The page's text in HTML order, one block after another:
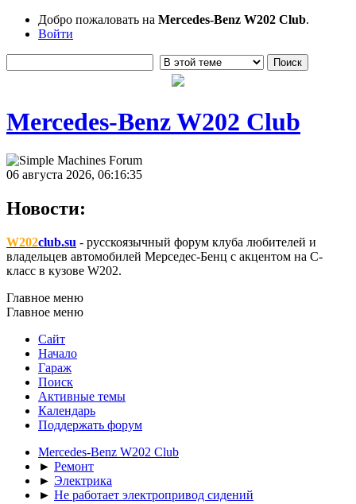
Добро пожаловать на Mercedes-Benz W202 Club.
Войти
Mercedes-Benz W202 Club
06 августа 2026, 06:16:35
Новости:
W202club.su - русскоязычный форум клуба любителей и
владельцев автомобилей Мерседес-Бенц с акцентом на C-
класс в кузове W202.
Главное меню
Главное меню
Сайт
Начало
Гараж
Поиск
Активные темы
Календарь
Поддержать форум
Mercedes-Benz W202 Club
► Ремонт
► Электрика
► Не работает электропривод сидений